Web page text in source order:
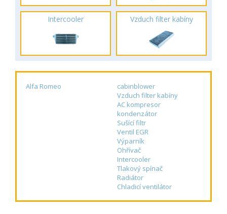
Intercooler Vzduch filter kabíny
Alfa Romeo
cabinblower
Vzduch filter kabíny
AC kompresor
kondenzátor
Sušící filtr
Ventil EGR
Výparník
Ohřívač
Intercooler
Tlakový spínač
Radiátor
Chladicí ventilátor